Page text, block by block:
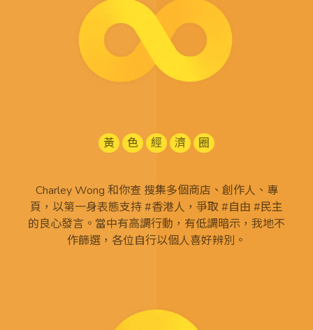
黃 色 經 濟 圈
Charley Wong 和你查 搜集多個商店、創作人、專
頁，以第一身表態支持 #香港人，爭取 #自由 #民主
的良心發言。當中有高調行動，有低調暗示，我地不
作篩選，各位自行以個人喜好辨別。